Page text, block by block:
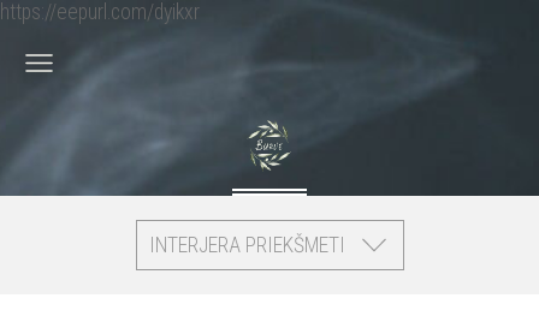
https://eepurl.com/dyikxr
INTERJERA PRIEKŠMETI